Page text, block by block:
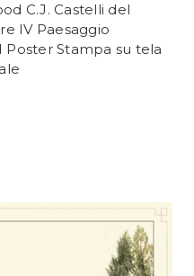
C.J. Castelli del
IV Paesaggio
Poster Stampa su tela